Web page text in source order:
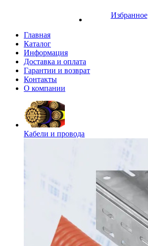
Избранное
Главная
Каталог
Информация
Доставка и оплата
Гарантии и возврат
Контакты
О компании
Кабели и провода